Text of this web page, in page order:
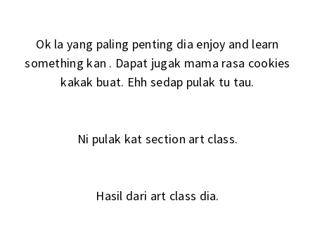
Ok la yang paling penting dia enjoy and learn
something kan . Dapat jugak mama rasa cookies
kakak buat. Ehh sedap pulak tu tau.
Ni pulak kat section art class.
Hasil dari art class dia.